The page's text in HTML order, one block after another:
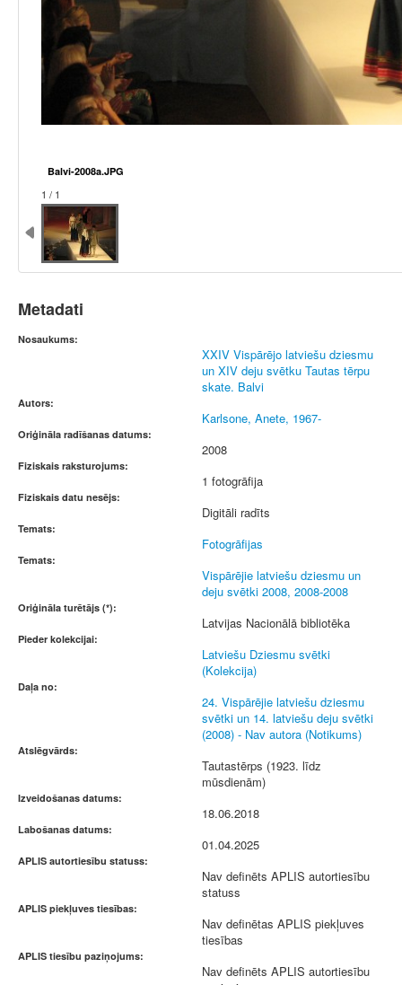
Balvi-2008a.JPG
1 / 1
Metadati
Nosaukums:
XXIV Vispārējo latviešu dziesmu
un XIV deju svētku Tautas tērpu
skate. Balvi
Autors:
Karlsone, Anete, 1967-
Oriģināla radīšanas datums:
2008
Fiziskais raksturojums:
1 fotogrāfija
Fiziskais datu nesējs:
Digitāli radīts
Temats:
Fotogrāfijas
Temats:
Vispārējie latviešu dziesmu un
deju svētki 2008, 2008-2008
Oriģināla turētājs (*):
Latvijas Nacionālā bibliotēka
Pieder kolekcijai:
Latviešu Dziesmu svētki
(Kolekcija)
Daļa no:
24. Vispārējie latviešu dziesmu
svētki un 14. latviešu deju svētki
(2008) - Nav autora (Notikums)
Atslēgvārds:
Tautastērps (1923. līdz
mūsdienām)
Izveidošanas datums:
18.06.2018
Labošanas datums:
01.04.2025
APLIS autortiesību statuss:
Nav definēts APLIS autortiesību
statuss
APLIS piekļuves tiesības:
Nav definētas APLIS piekļuves
tiesības
APLIS tiesību paziņojums:
Nav definēts APLIS autortiesību